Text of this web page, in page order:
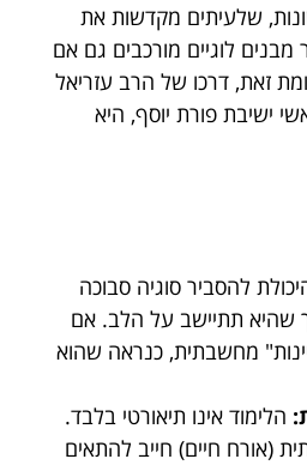
שלעיתים מקדשות את
מבנים לוגיים מורכבים גם אם
זאת, דרכו של הרב עזריאל
ישיבת פורת יוסף, היא
להסביר סוגיה סבוכה
שהיא תתיישב על הלב. אם
מחשבתית, כנראה שהוא
הלימוד אינו תיאורטי בלבד.
(אורח חיים) חייב להתאים